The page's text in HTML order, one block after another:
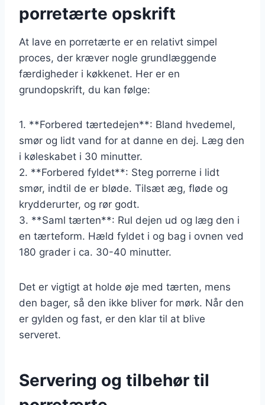
porretærte opskrift
At lave en porretærte er en relativt simpel
proces, der kræver nogle grundlæggende
færdigheder i køkkenet. Her er en
grundopskrift, du kan følge:
1. **Forbered tærtedejen**: Bland hvedemel,
smør og lidt vand for at danne en dej. Læg den
i køleskabet i 30 minutter.
2. **Forbered fyldet**: Steg porrerne i lidt
smør, indtil de er bløde. Tilsæt æg, fløde og
krydderurter, og rør godt.
3. **Saml tærten**: Rul dejen ud og læg den i
en tærteform. Hæld fyldet i og bag i ovnen ved
180 grader i ca. 30-40 minutter.
Det er vigtigt at holde øje med tærten, mens
den bager, så den ikke bliver for mørk. Når den
er gylden og fast, er den klar til at blive
serveret.
Servering og tilbehør til